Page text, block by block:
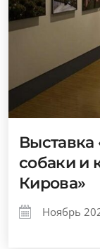
собаки и
Кирова»
Ноябрь